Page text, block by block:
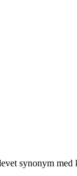
synonym